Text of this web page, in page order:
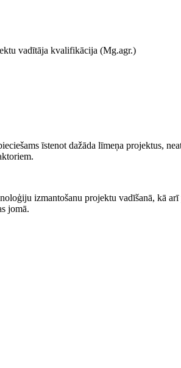
vadītāja kvalifikācija (Mg.agr.)
īstenot dažāda līmeņa projektus,
izmantošanu projektu vadīšanā, kā
jomā.